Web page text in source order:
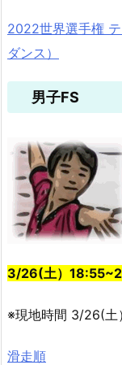
2022世界選手権
ダンス）
男子FS
3/26(土）
※現地時間 3/26(土
滑走順